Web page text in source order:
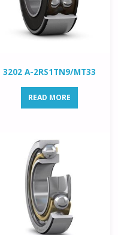
3202 A-2RS1TN9/MT33
READ MORE